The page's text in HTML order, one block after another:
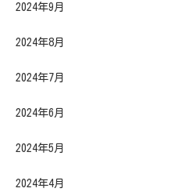
2024年9月
2024年8月
2024年7月
2024年6月
2024年5月
2024年4月